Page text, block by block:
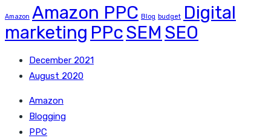
Amazon Amazon PPC Blog budget Digital
marketing PPcSEM SEO
December 2021
August 2020
Amazon
Blogging
PPC